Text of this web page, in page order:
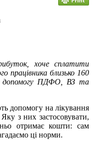
хоче сплатити
працівника близько 160
допомогу ПДФО, ВЗ та
допомогу на лікування
з них застосовувати,
отримає кошти: сам
ці норми.